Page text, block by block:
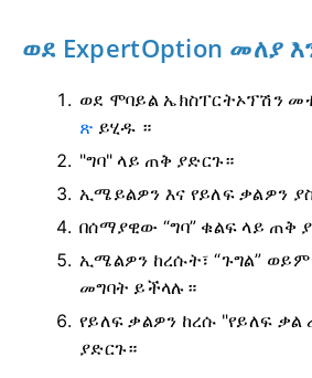
ወደ ExpertOption መለያ
ወደ ሞባይል ኤክስፐርትኦፕሽን
ጽ ይሂዱ ።
"ግባ" ላይ ጠቅ ያድርጉ።
ኢሜይልዎን እና የይለፍ ቃልዎን
በሰማያዊው “ግባ” ቁልፍ ላይ ጠቅ
ኢሜልዎን ከረሱት፣ “ጉግል”
መግባት ይችላሉ።
የይለፍ ቃልዎን ከረሱ "የይለፍ
ያድርጉ።